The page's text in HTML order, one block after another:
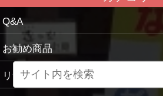
Q&A
お勧め商品
リサイクルセンヤイチバ小城店